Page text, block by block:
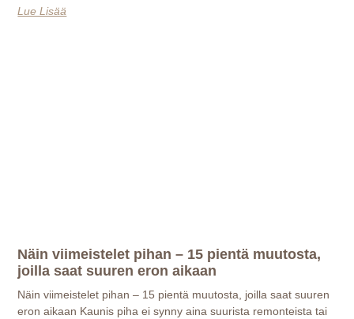
Lue Lisää
Näin viimeistelet pihan – 15 pientä muutosta,
joilla saat suuren eron aikaan
Näin viimeistelet pihan – 15 pientä muutosta, joilla saat suuren
eron aikaan Kaunis piha ei synny aina suurista remonteista tai